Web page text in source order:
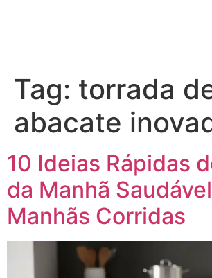
Tag: torrada
abacate
10 Ideias Rápidas
da Manhã
Manhãs Corridas